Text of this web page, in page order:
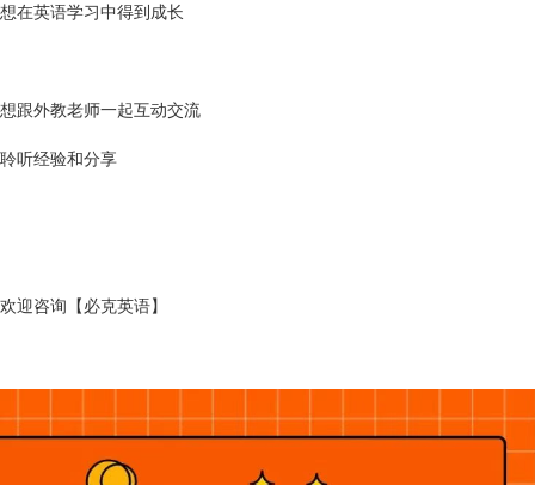
想在英语学习中得到成长
想跟外教老师一起互动交流
聆听经验和分享
欢迎咨询【必克英语】